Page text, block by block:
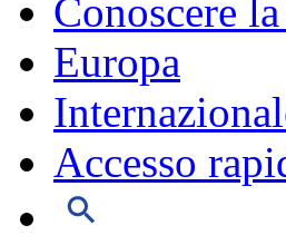
Conoscere
Europa
Accesso